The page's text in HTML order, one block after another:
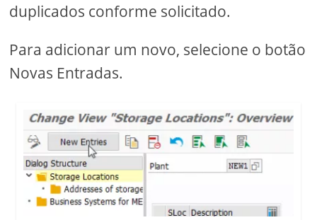
duplicados conforme solicitado.
Para adicionar um novo, selecione o botão
Novas Entradas.